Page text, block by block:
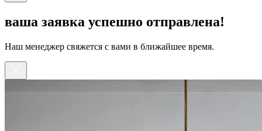
ваша заявка успешно отправлена!
Наш менеджер свяжется с вами в ближайшее время.